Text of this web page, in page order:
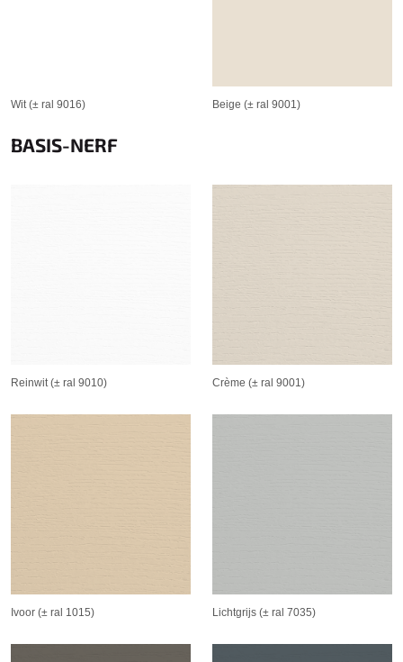
Wit (± ral 9016) Beige (± ral 9001)
BASIS-NERF
Reinwit (± ral 9010) Crème (± ral 9001)
Ivoor (± ral 1015) Lichtgrijs (± ral 7035)